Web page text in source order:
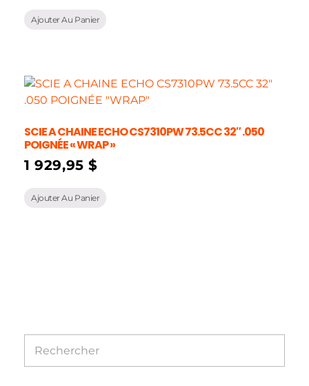
Ajouter Au Panier
SCIE A CHAINE ECHO CS7310PW 73.5CC 32″ .050
POIGNÉE « WRAP »
1 929,95$
Ajouter Au Panier